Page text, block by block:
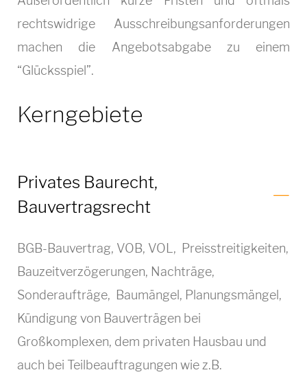
rechtswidrige Ausschreibungsanforderungen
machen die Angebotsabgabe zu einem
“Glücksspiel”.
Kerngebiete
Privates Baurecht,
Bauvertragsrecht
BGB-Bauvertrag, VOB, VOL, Preisstreitigkeiten,
Bauzeitverzögerungen, Nachträge,
Sonderaufträge, Baumängel, Planungsmängel,
Kündigung von Bauverträgen bei
Großkomplexen, dem privaten Hausbau und
auch bei Teilbeauftragungen wie z.B.